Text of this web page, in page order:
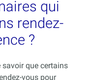
qui
rendez-
?
savoir que certains
vous pour